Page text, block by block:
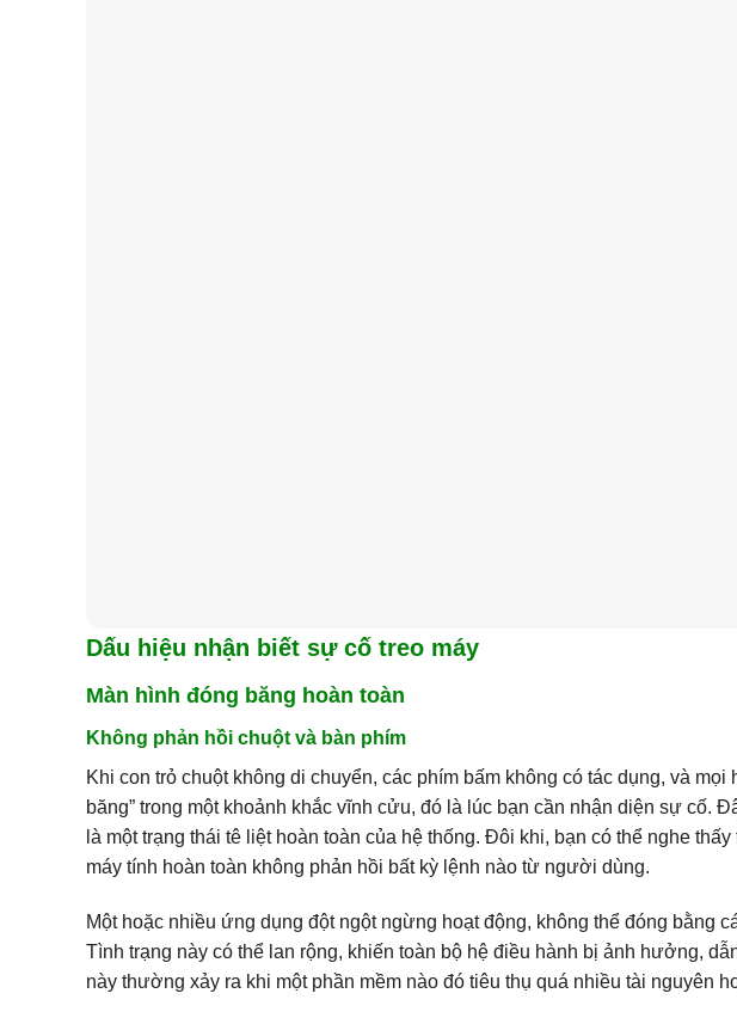
Dấu hiệu nhận biết sự cố treo máy
Màn hình đóng băng hoàn toàn
Không phản hồi chuột và bàn phím
Khi con trỏ chuột không di chuyển, các phím bấm không có tác dụng, và
băng” trong một khoảnh khắc vĩnh cửu, đó là lúc bạn cần nhận diện sự cố.
là một trạng thái tê liệt hoàn toàn của hệ thống. Đôi khi, bạn có thể nghe
máy tính hoàn toàn không phản hồi bất kỳ lệnh nào từ người dùng.
Một hoặc nhiều ứng dụng đột ngột ngừng hoạt động, không thể đóng bằng
Tình trạng này có thể lan rộng, khiến toàn bộ hệ điều hành bị ảnh hưởng,
này thường xảy ra khi một phần mềm nào đó tiêu thụ quá nhiều tài nguyên